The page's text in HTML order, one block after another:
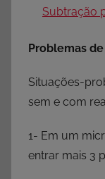
Subtração
Problemas
Situações-
sem e com
1- Em um
entrar mais 3